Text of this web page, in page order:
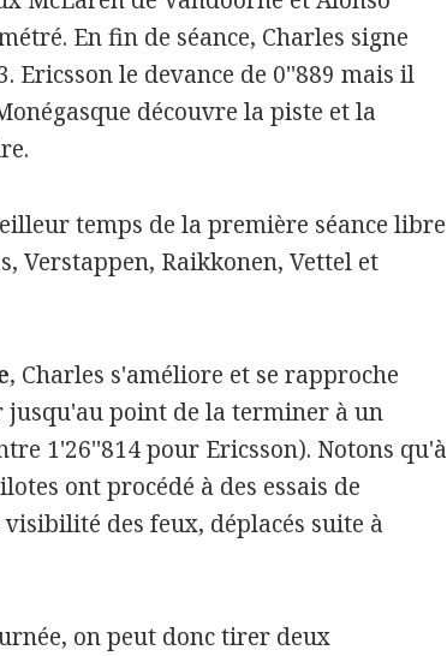
En fin de séance, Charles signe
Ericsson le devance de 0''889 mais il
découvre la piste et la
temps de la première séance libre
Verstappen, Raikkonen, Vettel et
, Charles s'améliore et se rapproche
jusqu'au point de la terminer à un
1'26''814 pour Ericsson). Notons qu'à
ont procédé à des essais de
des feux, déplacés suite à
on peut donc tirer deux